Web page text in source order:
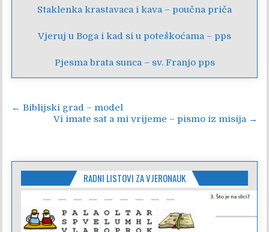
Staklenka krastavaca i kava – poučna priča
Vjeruj u Boga i kad si u poteškoćama – pps
Pjesma brata sunca – sv. Franjo pps
Navigacija
objava
← Biblijski grad – model
Vi imate sat a mi vrijeme – pismo iz misija →
RADNI LISTOVI ZA VJERONAUK